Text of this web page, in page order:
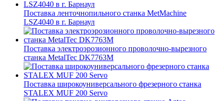
Поставка ленточнопильного станка MetMachine
LSZ4040 в г. Барнаул
Поставка электроэрозионного проволочно-вырезного
станка MetalTec DK7763M
Поставка широкоуниверсального фрезерного станка
STALEX MUF 200 Servo